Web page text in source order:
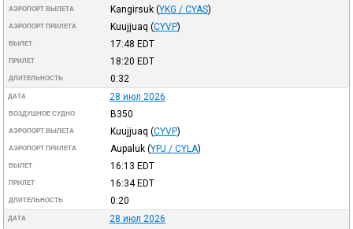
АЭРОПОРТ ВЫЛЕТА Kangirsuk (YKG / CYAS)
АЭРОПОРТ ПРИЛЕТА Kuujjuaq (CYVP)
ВЫЛЕТ 17:48 EDT
ПРИЛЕТ 18:20 EDT
ДЛИТЕЛЬНОСТЬ 0:32
ДАТА 28 июл 2026
ВОЗДУШНОЕ СУДНО B350
АЭРОПОРТ ВЫЛЕТА Kuujjuaq (CYVP)
АЭРОПОРТ ПРИЛЕТА Aupaluk (YPJ / CYLA)
ВЫЛЕТ 16:13 EDT
ПРИЛЕТ 16:34EDT
ДЛИТЕЛЬНОСТЬ 0:20
ДАТА 28 июл 2026